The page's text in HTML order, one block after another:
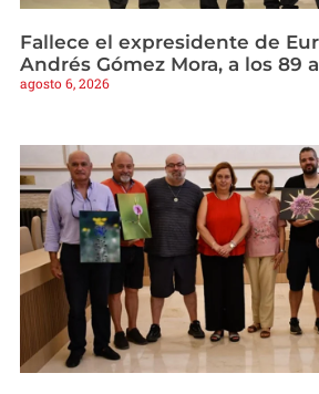
Fallece el expresidente de
Andrés Gómez Mora, a los 89
agosto 6, 2026